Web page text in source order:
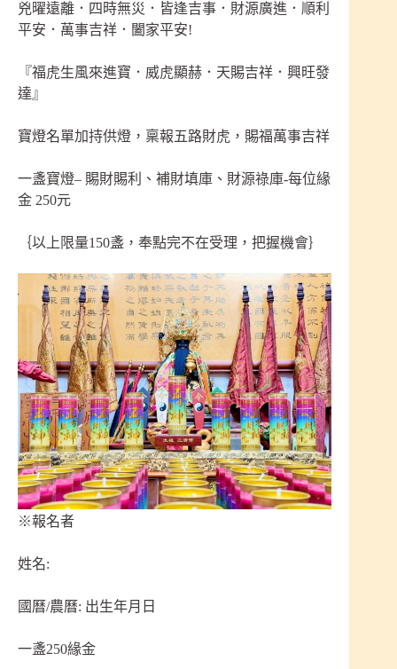
兇曜遠離．四時無災．皆逢吉事．財源廣進．順利
平安．萬事吉祥．闔家平安!
『福虎生風來進寶．威虎顯赫．天賜吉祥．興旺發
達』
寶燈名單加持供燈，稟報五路財虎，賜福萬事吉祥
一盞寶燈– 賜財賜利、補財填庫、財源祿庫-每位緣
金 250元
｛以上限量150盞，奉點完不在受理，把握機會｝
※報名者
姓名:
國曆/農曆: 出生年月日
一盞250緣金